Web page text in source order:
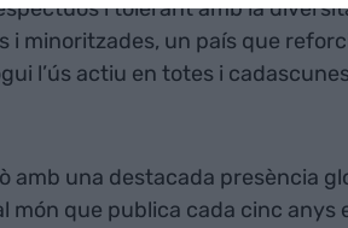
i tolerant amb la
i minoritzades, un país que
l’ús actiu en totes i
amb una destacada presència
món que publica cada cinc anys